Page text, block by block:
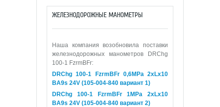
ЖЕЛЕЗНОДОРОЖНЫЕ МАНОМЕТРЫ
Наша компания возобновила поставки
железнодорожных манометров DRChg
100-1 FzrmBFr:
DRChg 100-1 FzrmBFr 0,6МРа 2xLx10
BA9s 24V (105-004-840 вариант 1)
DRChg 100-1 FzrmBFr 1МРа 2xLx10
BA9s 24V (105-004-840 вариант 2)